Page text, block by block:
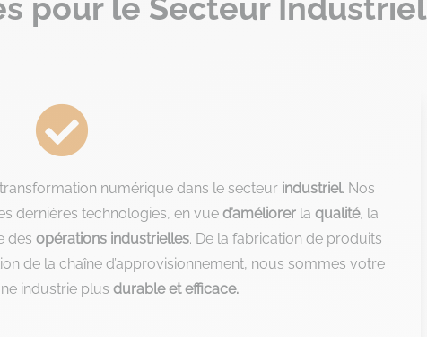
pour le Secteur Industriel

numérique dans le secteur industriel. Nos
dernières technologies, en vue d’améliorerla qualité, la
des opérations industrielles. De la fabrication de produits
de la chaîne d’approvisionnement, nous sommes votre
industrie plus durable et efficace.